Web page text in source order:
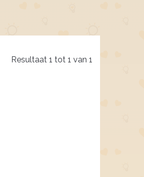
Resultaat 1 tot 1 van 1